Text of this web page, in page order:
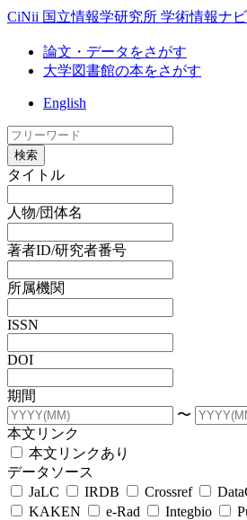
CiNii 国立情報学研究所 学術情報ナ
論文・データをさがす
大学図書館の本をさがす
English
検索
タイトル
人物/団体名
著者ID/研究者番号
所属機関
ISSN
DOI
期間
〜
本文リンク
本文リンクあり
データソース
JaLC
IRDB Crossref
KAKEN
e-Rad Integbio